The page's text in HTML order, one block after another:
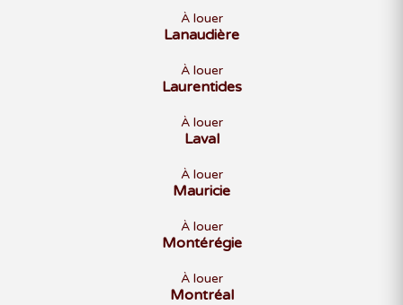
À louer
Lanaudière
À louer
Laurentides
À louer
Laval
À louer
Mauricie
À louer
Montérégie
À louer
Montréal